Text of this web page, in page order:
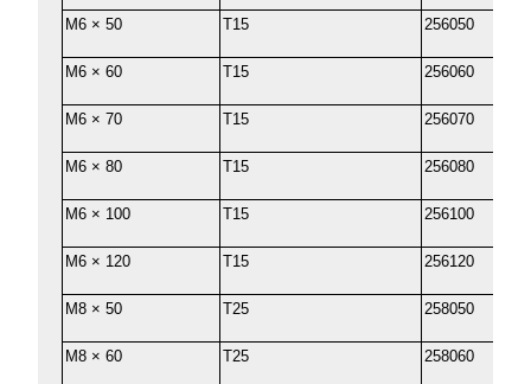
M6 × 50 T15 256050
M6 × 60 T15 256060
M6 × 70 T15 256070
M6 × 80 T15 256080
M6 × 100 T15 256100
M6 × 120 T15 256120
M8 × 50 T25 258050
M8 × 60 T25 258060